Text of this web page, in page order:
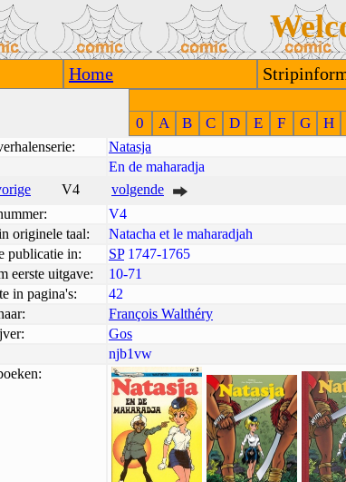
Home
0 A B C D E F G H
Natasja
En de maharadja
V4
volgende
V4
originele taal:
Natacha et le maharadjah
publicatie in:
SP1747-1765
eerste uitgave:
10-71
in pagina's:
42
François Walthéry
Gos
njb1vw